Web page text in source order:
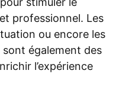
professionnel. Les
ou encore les
également des
l’expérience